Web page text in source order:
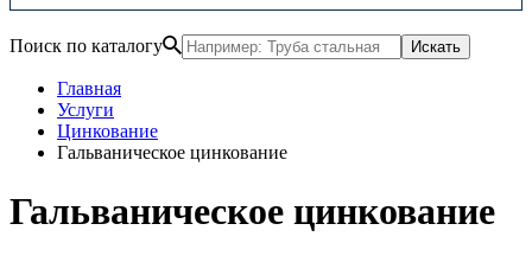
Поиск по каталогу Искать
Главная
Услуги
Цинкование
Гальваническое цинкование
Гальваническое цинкование